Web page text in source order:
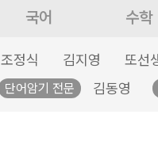
국어 수학
조정식 김지영 또선
단어암기 전문 김동영